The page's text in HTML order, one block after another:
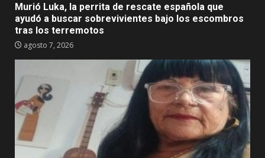
Murió Luka, la perrita de rescate española que
ayudó a buscar sobrevivientes bajo los escombros
tras los terremotos
agosto 7, 2026